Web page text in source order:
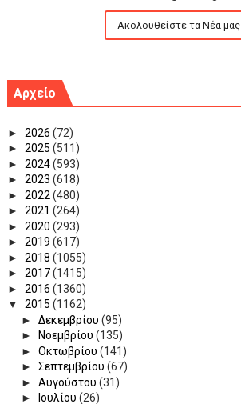
Ακολουθείστε τα Νέα μας
Αρχείο
► 2026 (72)
► 2025 (511)
► 2024(593)
► 2023 (618)
► 2022 (480)
► 2021 (264)
► 2020 (293)
► 2019 (617)
► 2018 (1055)
► 2017(1415)
► 2016 (1360)
▼ 2015 (1162)
► Δεκεμβρίου (95)
►
Νοεμβρίου (135)
► Οκτωβρίου (141)
► Σεπτεμβρίου (67)
► Αυγούστου (31)
►
Ιουλίου (26)